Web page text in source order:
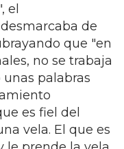
el
de
que "en
no se trabaja
palabras
es fiel del
vela. El que es